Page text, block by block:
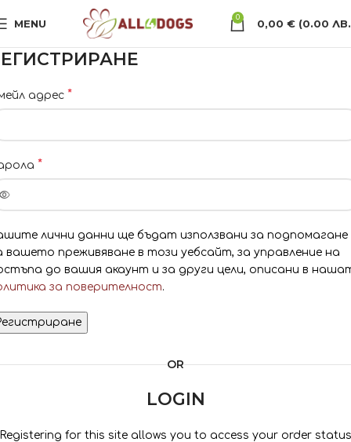
MENU 0 0,00 € (0.00
адрес *
*
лични данни ще бъдат използвани за подпомагане
вашето преживяване в този уебсайт, за управление на
до вашия акаунт и за други цели, описани в
за поверителност.
OR
LOGIN
Registering for this site allows you to access your order status